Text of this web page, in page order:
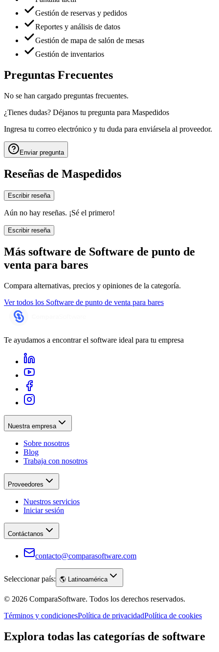
Gestión de reservas y pedidos
Reportes y análisis de datos
Gestión de mapa de salón de mesas
Gestión de inventarios
Preguntas Frecuentes
No se han cargado preguntas frecuentes.
¿Tienes dudas? Déjanos tu pregunta para Maspedidos
Ingresa tu correo electrónico y tu duda para enviársela al proveedor.
Enviar pregunta
Reseñas de Maspedidos
Escribir reseña
Aún no hay reseñas. ¡Sé el primero!
Escribir reseña
Más software de Software de punto de
venta para bares
Compara alternativas, precios y opiniones de la categoría.
Ver todos los Software de punto de venta para bares
Te ayudamos a encontrar el software ideal para tu empresa
Nuestra empresa
Sobre nosotros
Blog
Trabaja con nosotros
Proveedores
Nuestros servicios
Iniciar sesión
Contáctanos
contacto@comparasoftware.com
Seleccionar país: 🌎 Latinoamérica
© 2026 ComparaSoftware. Todos los derechos reservados.
Términos y condicionesPolítica de privacidadPolítica de cookies
Explora todas las categorías de software